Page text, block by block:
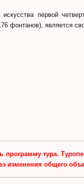
первой
фонтанов), является
тура.
изменения общего